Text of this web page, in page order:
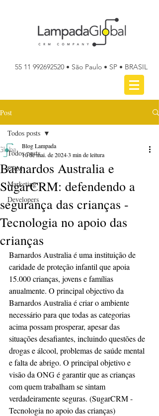
55 11 992692520 • São Paulo • SP • BRASIL
Post
Todos posts
CRM
Marketing
Developers
Todos posts
Barnardos Australia e
SugarCRM: defendendo a
segurança das crianças -
Tecnologia no apoio das
crianças
Blog Lampada
10 de mai. de 20243 min de leitura
Barnardos Australia é uma instituição de
caridade de proteção infantil que apoia
15.000 crianças, jovens e famílias
anualmente. O principal objectivo da
Barnardos Australia é criar o ambiente
necessário para que todas as categorias
acima possam prosperar, apesar das
situações desafiantes, incluindo questões de
drogas e álcool, problemas de saúde mental
e falta de abrigo. O principal objetivo e
visão da ONG é garantir que as crianças
com quem trabalham se sintam
verdadeiramente seguras. (SugarCRM -
Tecnologia no apoio das crianças)